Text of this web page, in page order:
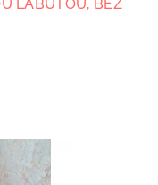
LABUŤOU, BEZ